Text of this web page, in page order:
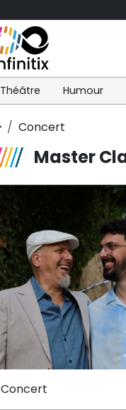
Théâtre Humour
Concert
Master
Concert